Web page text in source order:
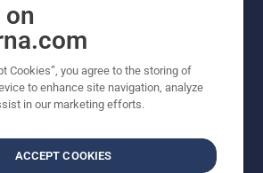
(publ). Alle rechten voorbehouden. De
zijn consumentenadviesprijzen. Alle
zijn adviesverkoopprijzen (incl. BTW),
on
Cookies”, you agree to the storing of
to enhance site navigation, analyze
in our marketing efforts.
ACCEPT COOKIES